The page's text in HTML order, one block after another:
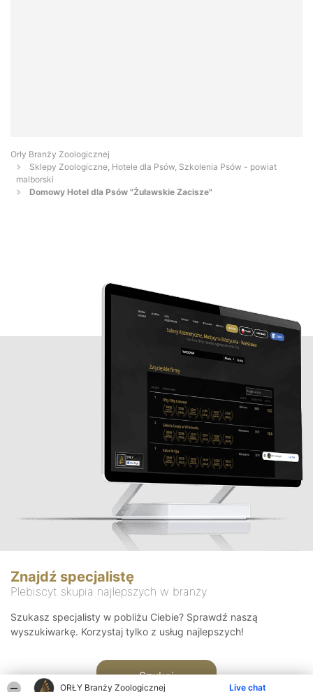
ORŁY Branży Zoologicznej Live chat
Orły Branży Zoologicznej
Sklepy Zoologiczne, Hotele dla Psów, Szkolenia Psów - powiat
malborski
Domowy Hotel dla Psów "Żuławskie Zacisze"
Znajdź specjalistę
Plebiscyt skupia najlepszych w branży
Szukasz specjalisty w pobliżu Ciebie? Sprawdź naszą
wyszukiwarkę. Korzystaj tylko z usług najlepszych!
Szukaj